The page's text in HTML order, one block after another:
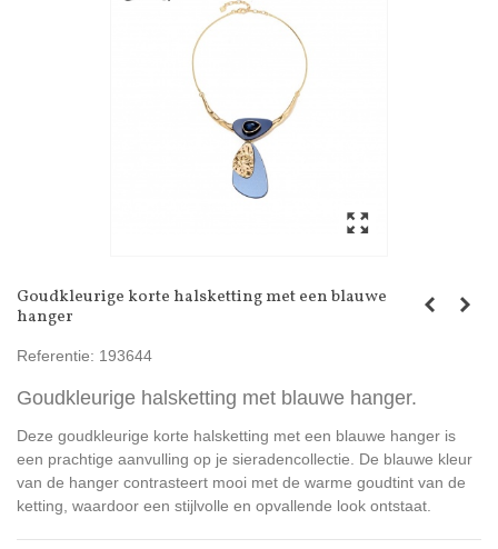
Goudkleurige korte halsketting met een blauwe
hanger
Referentie: 193644
Goudkleurige halsketting met blauwe hanger.
Deze goudkleurige korte halsketting met een blauwe hanger is
een prachtige aanvulling op je sieradencollectie. De blauwe kleur
van de hanger contrasteert mooi met de warme goudtint van de
ketting, waardoor een stijlvolle en opvallende look ontstaat.